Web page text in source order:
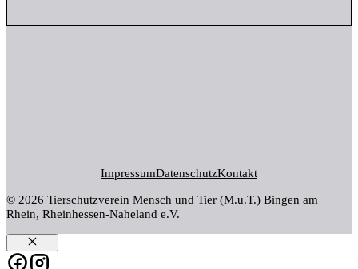
© 2026 Tierschutzverein Mensch und Tier (M.u.T.) Bingen am
Rhein, Rheinhessen-Naheland e.V.
ImpressumDatenschutzKontakt
Schließen